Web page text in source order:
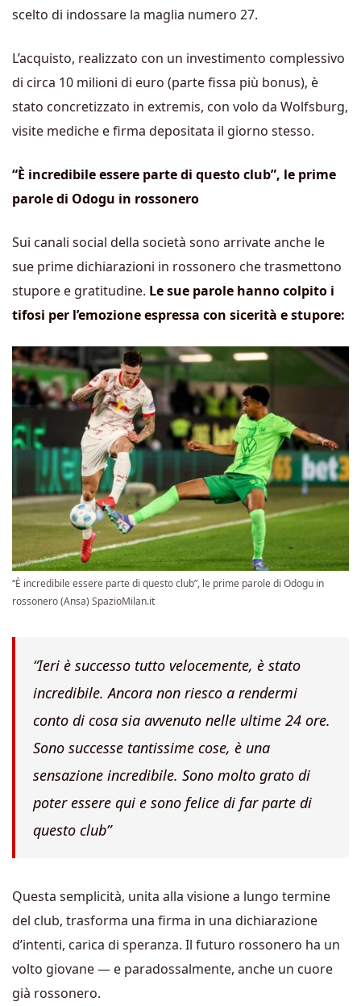
scelto di indossare la maglia numero 27.
L’acquisto, realizzato con un investimento complessivo
di circa 10 milioni di euro (parte fissa più bonus), è
stato concretizzato in extremis, con volo da Wolfsburg,
visite mediche e firma depositata il giorno stesso.
“È incredibile essere parte di questo club”, le prime
parole di Odogu in rossonero
Sui canali social della società sono arrivate anche le
sue prime dichiarazioni in rossonero che trasmettono
stupore e gratitudine. Le sue parole hanno colpito i
tifosi per l’emozione espressa con sicerità e stupore:
“È incredibile essere parte di questo club”, le prime parole di Odogu in
rossonero (Ansa) SpazioMilan.it
“Ieri è successo tutto velocemente, è stato
incredibile. Ancora non riesco a rendermi
conto di cosa sia avvenuto nelle ultime 24 ore.
Sono successe tantissime cose, è una
sensazione incredibile. Sono molto grato di
poter essere qui e sono felice di far parte di
questo club”
Questa semplicità, unita alla visione a lungo termine
del club, trasforma una firma in una dichiarazione
d’intenti, carica di speranza. Il futuro rossonero ha un
volto giovane — e paradossalmente, anche un cuore
già rossonero.